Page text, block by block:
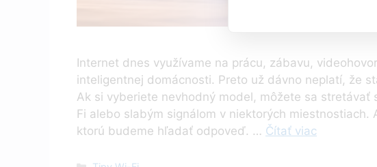
Internet dnes využívame na prácu, zábavu,
inteligentnej domácnosti. Preto už dávno neplatí, že
Ak si vyberiete nevhodný model, môžete sa stretávať
Fi alebo slabým signálom v niektorých miestnostiach.
ktorú budeme hľadať odpoveď. … Čítať viac